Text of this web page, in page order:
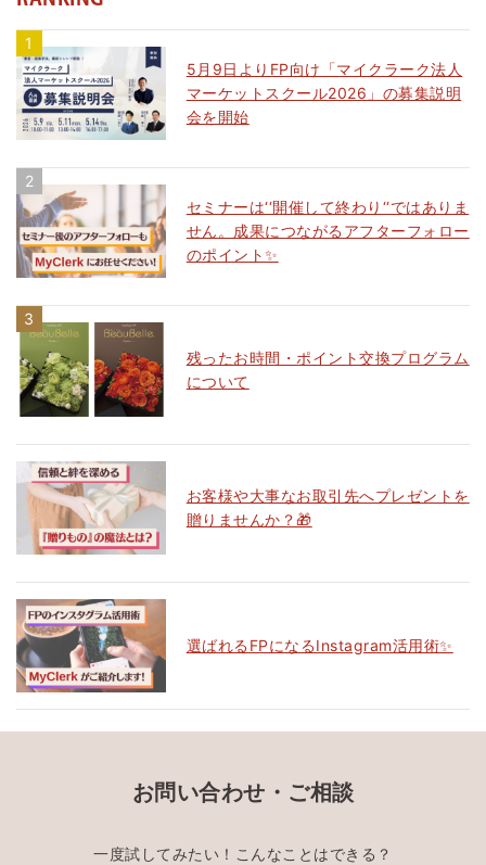
5月9日よりFP向け「マイクラーク法人
マーケットスクール2026」の募集説明
会を開始
セミナーは‘‘開催して終わり‘‘ではありま
せん。成果につながるアフターフォロー
のポイント✨
残ったお時間・ポイント交換プログラム
について
お客様や大事なお取引先へプレゼントを
贈りませんか？🎁
選ばれるFPになるInstagram活用術✨
お問い合わせ・ご相談
一度試してみたい！こんなことはできる？